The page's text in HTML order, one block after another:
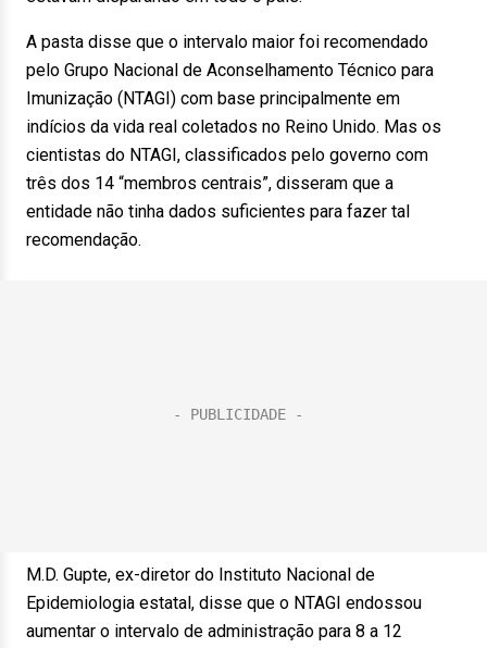
A pasta disse que o intervalo maior foi recomendado
pelo Grupo Nacional de Aconselhamento Técnico para
Imunização (NTAGI) com base principalmente em
indícios da vida real coletados no Reino Unido. Mas os
cientistas do NTAGI, classificados pelo governo com
três dos 14 “membros centrais”, disseram que a
entidade não tinha dados suficientes para fazer tal
recomendação.
M.D. Gupte, ex-diretor do Instituto Nacional de
Epidemiologia estatal, disse que o NTAGI endossou
aumentar o intervalo de administração para 8 a 12